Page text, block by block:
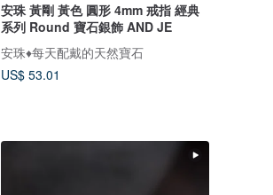
安珠 黃剛 黃色 圓形 4mm 戒指 經典
系列 Round 寶石銀飾 AND JE
安珠♦️每天配戴的天然寶石
US$ 53.01